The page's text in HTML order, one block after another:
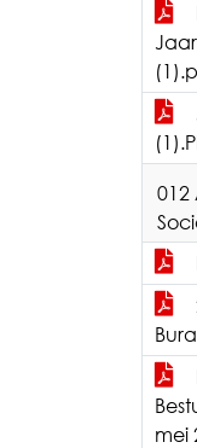
012
mei